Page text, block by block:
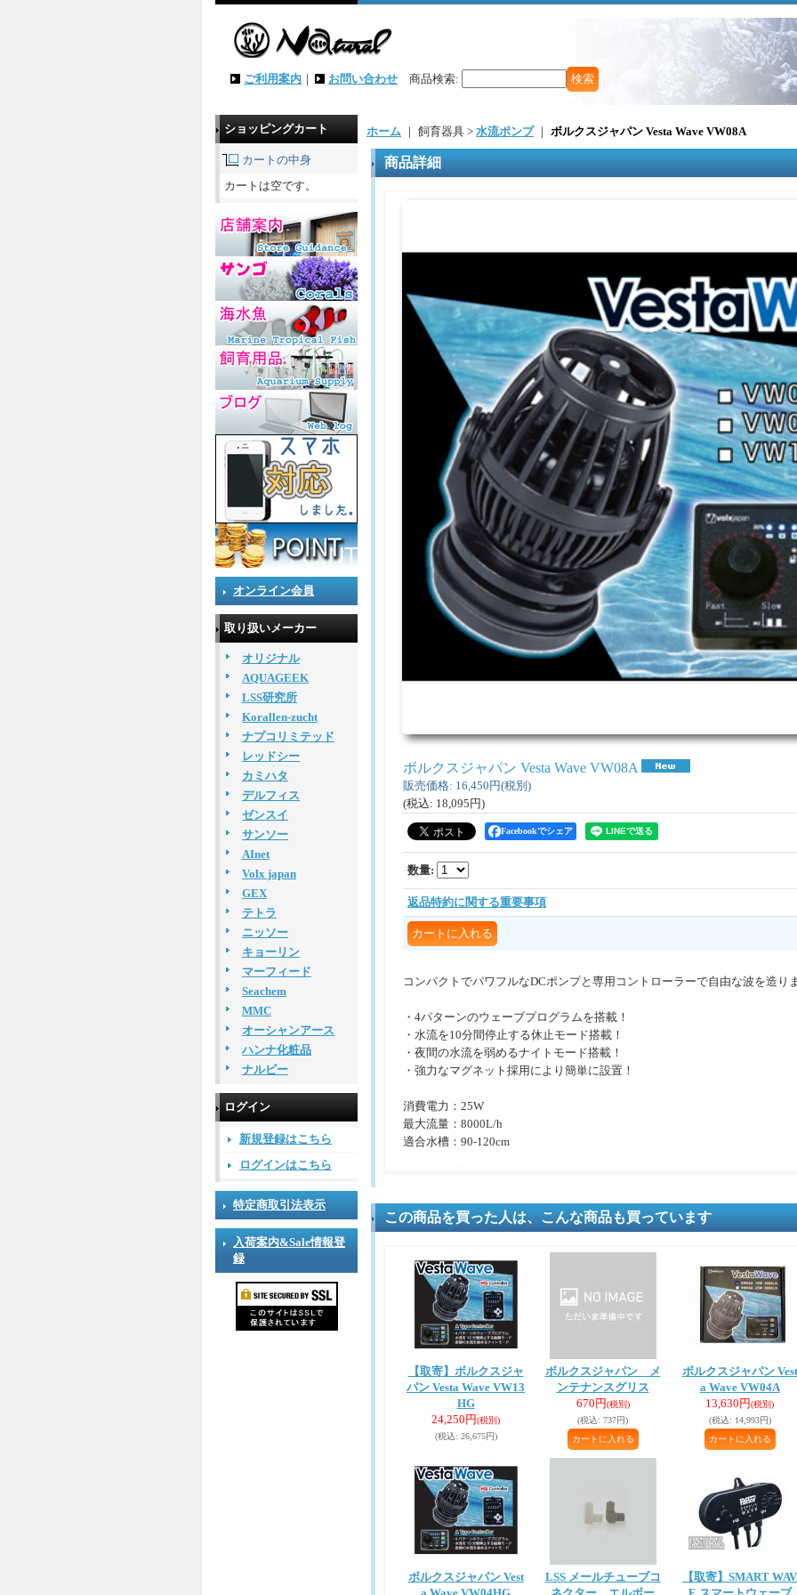
ご利用案内 ｜ お問い合わせ 商品検索:
ショッピングカート
カートの中身
カートは空です。
オンライン会員
取り扱いメーカー
オリジナル
AQUAGEEK
LSS研究所
Korallen-zucht
ナプコリミテッド
レッドシー
カミハタ
デルフィス
ゼンスイ
サンソー
AInet
Volx japan
GEX
テトラ
ニッソー
キョーリン
マーフィード
Seachem
MMC
オーシャンアース
ハンナ化粧品
ナルビー
ログイン
新規登録はこちら
ログインはこちら
特定商取引法表示
入荷案内&Sale情報登
録
ホーム ｜ 飼育器具 > 水流ポンプ｜ ボルクスジャパン Vesta Wave VW08A
商品詳細
ボルクスジャパン Vesta Wave VW08A
販売価格: 16,450円(税別)
(税込: 18,095円)
Facebookでシェア
数量:
返品特約に関する重要事項
コンパクトでパワフルなDCポンプと専用コントローラーで自由な波を造り
・4パターンのウェーブプログラムを搭載！
・水流を10分間停止する休止モード搭載！
・夜間の水流を弱めるナイトモード搭載！
・強力なマグネット採用により簡単に設置！
消費電力：25W
最大流量：8000L/h
適合水槽：90-120cm
この商品を買った人は、こんな商品も買っています
【取寄】ボルクスジャ
パン Vesta Wave VW13
HG
24,250円(税別)
(税込: 26,675円)
ボルクスジャパン メ
ンテナンスグリス
670円(税別)
(税込: 737円)
ボルクスジャパン Vest
a Wave VW04A
13,630円(税別)
(税込: 14,993円)
ボルクスジャパン Vest
LSS メールチューブコ
【取寄】SMART WAV